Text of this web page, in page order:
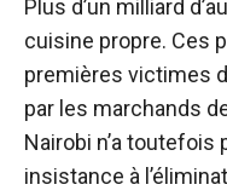
Plus d’un milliard
cuisine propre. Ces
premières victimes
par les marchands
Nairobi n’a toutefois
insistance à